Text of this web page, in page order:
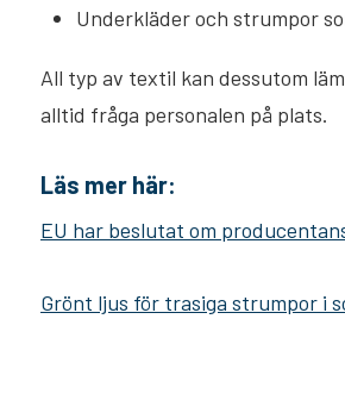
Underkläder och strumpor
All typ av textil kan dessutom
alltid fråga personalen på plats.
Läs mer här:
EU har beslutat om
Grönt ljus för trasiga strumpor i